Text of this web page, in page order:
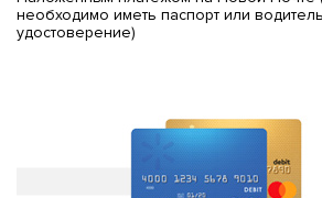
необходимо иметь паспорт или
удостоверение)